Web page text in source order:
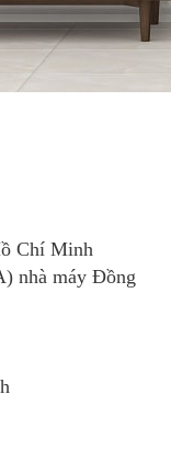
Hồ Chí Minh
nhà máy Đồng
dẫn
công trình